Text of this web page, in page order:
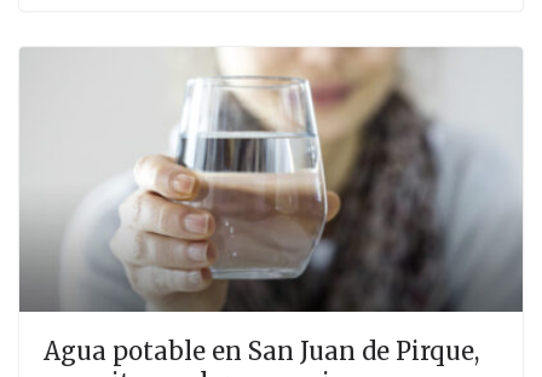
Agua potable en San Juan de Pirque,